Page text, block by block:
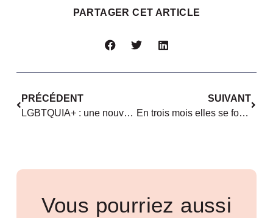
PARTAGER CET ARTICLE
PRÉCÉDENT
LGBTQUIA+ : une nouvelle « Terre de liberté » à Vannes ?
SUIVANT
En trois mois elles se forment pour être Data Analyst
Vous pourriez aussi